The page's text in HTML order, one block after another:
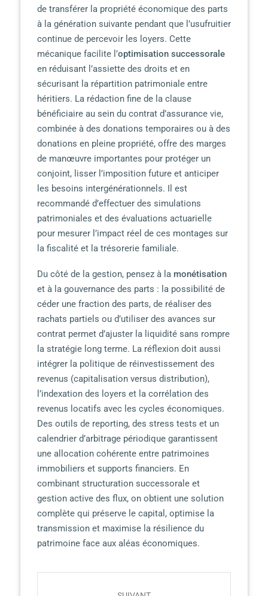
de transférer la propriété économique des parts
à la génération suivante pendant que l’usufruitier
continue de percevoir les loyers. Cette
mécanique facilite l’optimisation successorale
en réduisant l’assiette des droits et en
sécurisant la répartition patrimoniale entre
héritiers. La rédaction fine de la clause
bénéficiaire au sein du contrat d’assurance vie,
combinée à des donations temporaires ou à des
donations en pleine propriété, offre des marges
de manœuvre importantes pour protéger un
conjoint, lisser l’imposition future et anticiper
les besoins intergénérationnels. Il est
recommandé d’effectuer des simulations
patrimoniales et des évaluations actuarielle
pour mesurer l’impact réel de ces montages sur
la fiscalité et la trésorerie familiale.
Du côté de la gestion, pensez à la monétisation
et à la gouvernance des parts : la possibilité de
céder une fraction des parts, de réaliser des
rachats partiels ou d’utiliser des avances sur
contrat permet d’ajuster la liquidité sans rompre
la stratégie long terme. La réflexion doit aussi
intégrer la politique de réinvestissement des
revenus (capitalisation versus distribution),
l’indexation des loyers et la corrélation des
revenus locatifs avec les cycles économiques.
Des outils de reporting, des stress tests et un
calendrier d’arbitrage périodique garantissent
une allocation cohérente entre patrimoines
immobiliers et supports financiers. En
combinant structuration successorale et
gestion active des flux, on obtient une solution
complète qui préserve le capital, optimise la
transmission et maximise la résilience du
patrimoine face aux aléas économiques.